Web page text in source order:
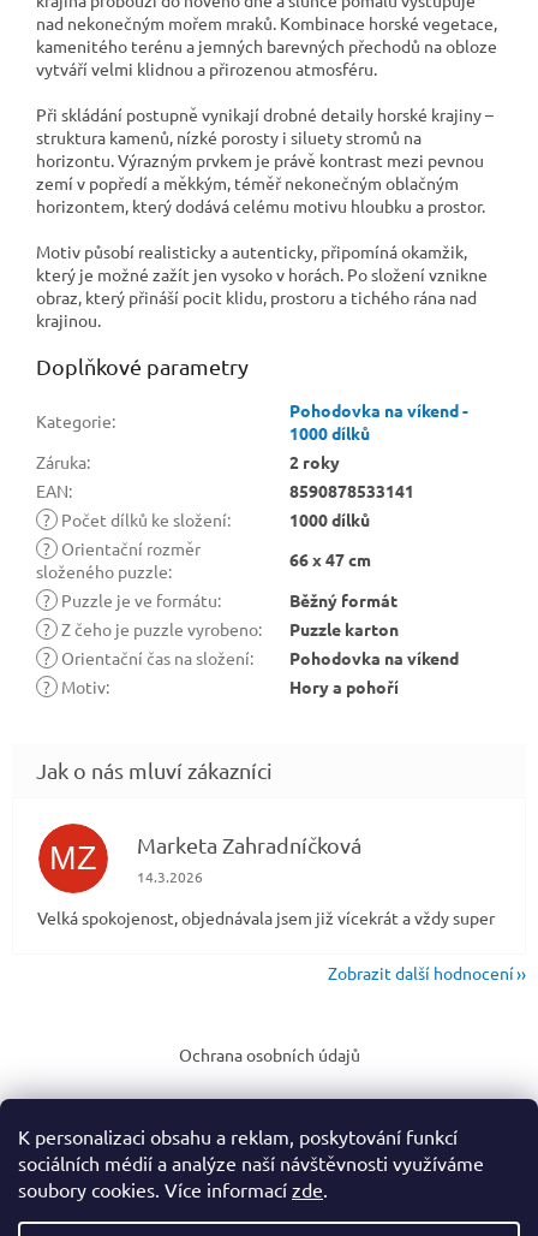
K personalizaci obsahu a reklam, poskytování funkcí
sociálních médií a analýze naší návštěvnosti využíváme
soubory cookies. Více informací zde.
nad nekonečným mořem mraků. Kombinace horské vegetace,
kamenitého terénu a jemných barevných přechodů na obloze
vytváří velmi klidnou a přirozenou atmosféru.
Při skládání postupně vynikají drobné detaily horské krajiny –
struktura kamenů, nízké porosty i siluety stromů na
horizontu. Výrazným prvkem je právě kontrast mezi pevnou
zemí v popředí a měkkým, téměř nekonečným oblačným
horizontem, který dodává celému motivu hloubku a prostor.
Motiv působí realisticky a autenticky, připomíná okamžik,
který je možné zažít jen vysoko v horách. Po složení vznikne
obraz, který přináší pocit klidu, prostoru a tichého rána nad
krajinou.
Doplňkové parametry
Kategorie:
Pohodovka na víkend -
1000 dílků
Záruka:
2 roky
EAN:
8590878533141
? Počet dílků ke složení:
1000 dílků
? Orientační rozměr
složeného puzzle:
66 x 47 cm
? Puzzle je ve formátu:
Běžný formát
? Z čeho je puzzle vyrobeno:
Puzzle karton
? Orientační čas na složení:
Pohodovka na víkend
? Motiv: Hory a pohoří
MZ Marketa Zahradníčková
Hodnocení obchodu je 5 z 5 hvězdiček.
14.3.2026
Velká spokojenost, objednávala jsem již vícekrát a vždy super
Zobrazit další hodnocení
a
Ochrana osobních údajů
Vytvořil Shoptet